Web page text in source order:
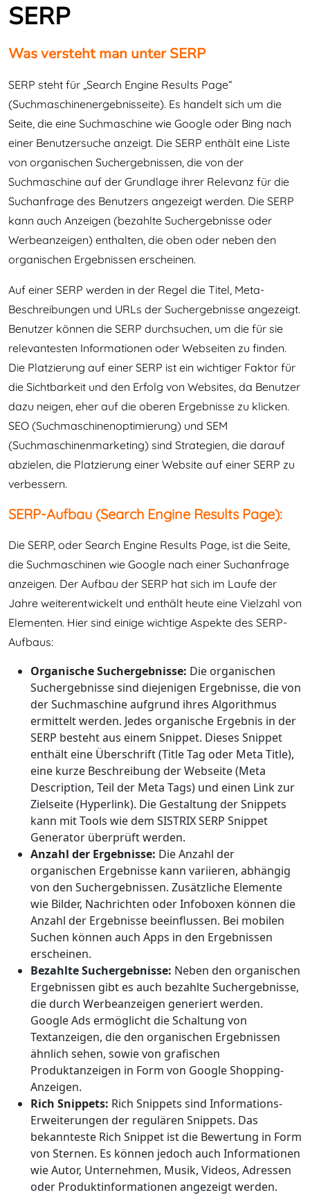
SERP
Was versteht man unter SERP
SERP steht für „Search Engine Results Page“
(Suchmaschinenergebnisseite). Es handelt sich um die
Seite, die eine Suchmaschine wie Google oder Bing nach
einer Benutzersuche anzeigt. Die SERP enthält eine Liste
von organischen Suchergebnissen, die von der
Suchmaschine auf der Grundlage ihrer Relevanz für die
Suchanfrage des Benutzers angezeigt werden. Die SERP
kann auch Anzeigen (bezahlte Suchergebnisse oder
Werbeanzeigen) enthalten, die oben oder neben den
organischen Ergebnissen erscheinen.
Auf einer SERP werden in der Regel die Titel, Meta-
Beschreibungen und URLs der Suchergebnisse angezeigt.
Benutzer können die SERP durchsuchen, um die für sie
relevantesten Informationen oder Webseiten zu finden.
Die Platzierung auf einer SERP ist ein wichtiger Faktor für
die Sichtbarkeit und den Erfolg von Websites, da Benutzer
dazu neigen, eher auf die oberen Ergebnisse zu klicken.
SEO (Suchmaschinenoptimierung) und SEM
(Suchmaschinenmarketing) sind Strategien, die darauf
abzielen, die Platzierung einer Website auf einer SERP zu
verbessern.
SERP-Aufbau (Search Engine Results Page):
Die SERP, oder Search Engine Results Page, ist die Seite,
die Suchmaschinen wie Google nach einer Suchanfrage
anzeigen. Der Aufbau der SERP hat sich im Laufe der
Jahre weiterentwickelt und enthält heute eine Vielzahl von
Elementen. Hier sind einige wichtige Aspekte des SERP-
Aufbaus:
Organische Suchergebnisse: Die organischen
Suchergebnisse sind diejenigen Ergebnisse, die von
der Suchmaschine aufgrund ihres Algorithmus
ermittelt werden. Jedes organische Ergebnis in der
SERP besteht aus einem Snippet. Dieses Snippet
enthält eine Überschrift (Title Tag oder Meta Title),
eine kurze Beschreibung der Webseite (Meta
Description, Teil der Meta Tags) und einen Link zur
Zielseite (Hyperlink). Die Gestaltung der Snippets
kann mit Tools wie dem SISTRIX SERP Snippet
Generator überprüft werden.
Anzahl der Ergebnisse: Die Anzahl der
organischen Ergebnisse kann variieren, abhängig
von den Suchergebnissen. Zusätzliche Elemente
wie Bilder, Nachrichten oder Infoboxen können die
Anzahl der Ergebnisse beeinflussen. Bei mobilen
Suchen können auch Apps in den Ergebnissen
erscheinen.
Bezahlte Suchergebnisse: Neben den organischen
Ergebnissen gibt es auch bezahlte Suchergebnisse,
die durch Werbeanzeigen generiert werden.
Google Ads ermöglicht die Schaltung von
Textanzeigen, die den organischen Ergebnissen
ähnlich sehen, sowie von grafischen
Produktanzeigen in Form von Google Shopping-
Anzeigen.
Rich Snippets: Rich Snippets sind Informations-
Erweiterungen der regulären Snippets. Das
bekannteste Rich Snippet ist die Bewertung in Form
von Sternen. Es können jedoch auch Informationen
wie Autor, Unternehmen, Musik, Videos, Adressen
oder Produktinformationen angezeigt werden.